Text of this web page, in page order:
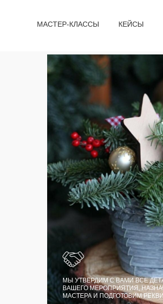
МАСТЕР-КЛАССЫ КЕЙСЫ
МЫ УТВЕРДИМ С ВАМИ ВСЕ
ВАШЕГО МЕРОПРИЯТИЯ,
МАСТЕРА И ПОДГОТОВИМ